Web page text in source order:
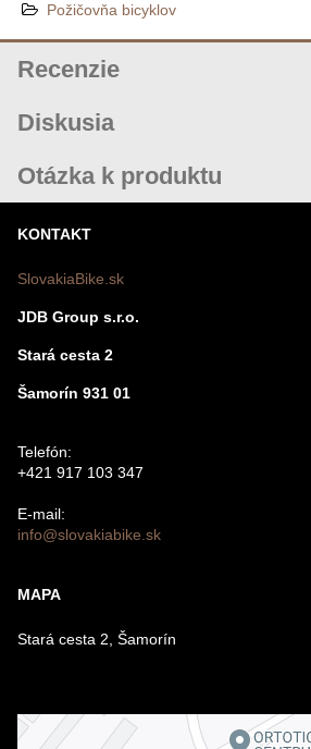
Požičovňa bicyklov
Recenzie
Diskusia
Zatiaľ nie sú žiadne komentáre! Buďte prvý!
Nový komentár
Otázka k produktu
MENO
VÁŠ E-MAIL
KONTAKT
SlovakiaBike.sk
JDB Group s.r.o.
Stará cesta 2
Šamorín 931 01
Telefón:
+421 917 103 347
E-mail:
info@slovakiabike.sk
MAPA
Stará cesta 2, Šamorín